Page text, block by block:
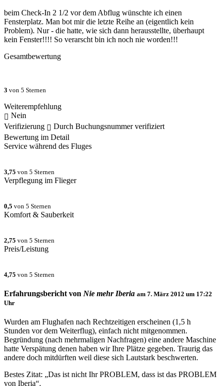
beim Check-In 2 1/2 vor dem Abflug wünschte ich einen
Fensterplatz. Man bot mir die letzte Reihe an (eigentlich kein
Problem). Nur - die hatte, wie sich dann herausstellte, überhaupt
kein Fenster!!!! So verarscht bin ich noch nie worden!!!
Gesamtbewertung
3 von 5 Sternen
Weiterempfehlung
Nein
Verifizierung
Durch Buchungsnummer verifiziert
Bewertung im Detail
Service während des Fluges
3,75 von 5 Sternen
Verpflegung im Flieger
0,5 von 5 Sternen
Komfort & Sauberkeit
2,75 von 5 Sternen
Preis/Leistung
4,75 von 5 Sternen
Erfahrungsbericht von Nie mehr Iberia am 7. März 2012 um 17:22
Uhr
Wurden am Flughafen nach Rechtzeitigen erscheinen (1,5 h
Stunden vor dem Weiterflug), einfach nicht mitgenommen.
Begründung (nach mehrmaligen Nachfragen) eine andere Maschine
hatte Verspätung denen haben wir Ihre Plätze gegeben. Traurig das
andere doch mitdürften weil diese sich Lautstark beschwerten.
Bestes Zitat: „Das ist nicht Ihr PROBLEM, dass ist das PROBLEM
von Iberia“.